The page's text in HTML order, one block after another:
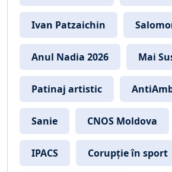
Ivan Patzaichin
Anul Nadia 2026 Mai
Patinaj artistic
Sanie CNOS Moldova
IPACS Corupție în sport